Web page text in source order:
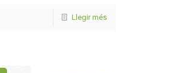
Llegir més